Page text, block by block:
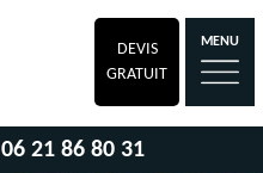
DEVIS
GRATUIT
MENU
06 21 86 80 31